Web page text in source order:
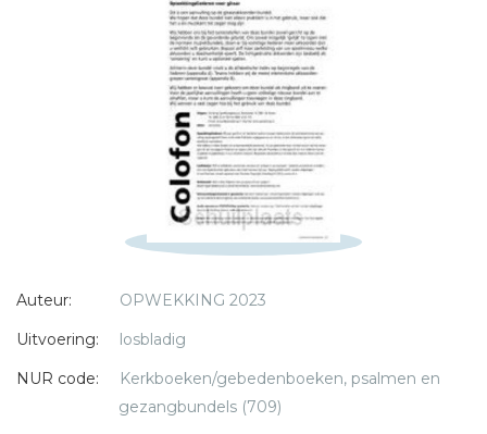
Auteur:
OPWEKKING 2023
Uitvoering:
losbladig
NUR code:
Kerkboeken/gebedenboeken, psalmen en
gezangbundels (709)